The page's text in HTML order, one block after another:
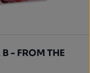
- FROM THE